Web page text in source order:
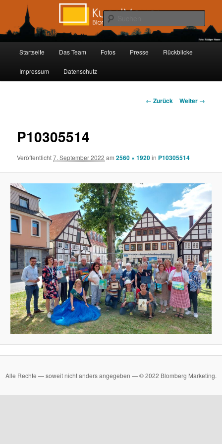
wechseln
Kunstmauer Blomberg
Startseite Das Team Fotos Presse Rückblicke
Impressum Datenschutz
Bilder-
← Zurück Weiter →
P10305514
Veröffentlicht7. September 2022 am2560 × 1920in P10305514
Alle Rechte — soweit nicht anders angegeben — © 2022 Blomberg Marketing.